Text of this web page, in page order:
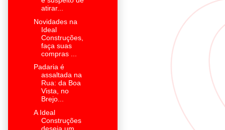
atirar...
Novidades na
Ideal
Construções,
faça suas
compras ...
Padaria é
assaltada na
Rua: da Boa
Vista, no
Brejo...
A Ideal
Construções
deseja um